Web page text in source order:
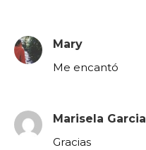
Mary
Me encantó
Marisela Garcia
Gracias